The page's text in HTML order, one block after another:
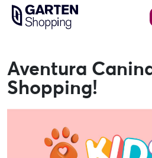
Skip
content
Aventura
Shopping!